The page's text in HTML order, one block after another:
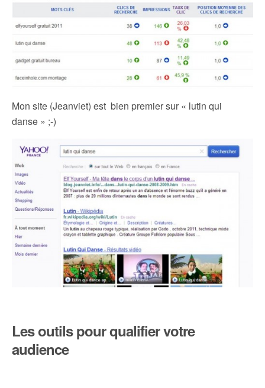
Mon site (Jeanviet) est bien premier sur « lutin qui
danse » ;-)
Les outils pour qualifier votre
audience